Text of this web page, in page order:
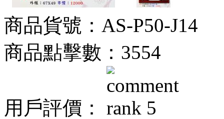
商品貨號：AS-P50-J14
商品點擊數：3554
用戶評價：